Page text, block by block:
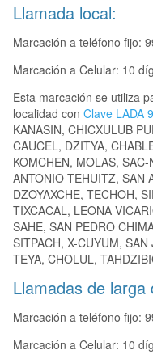
Llamada local:
Marcación a teléfono fijo:
Marcación a Celular: 10
Esta marcación se utiliza
localidad con Clave LADA
KANASIN, CHICXULUB
CAUCEL, DZITYA,
KOMCHEN, MOLAS,
ANTONIO TEHUITZ, SAN
DZOYAXCHE, TECHOH,
TIXCACAL, LEONA
SAHE, SAN PEDRO
SITPACH, X-CUYUM,
TEYA, CHOLUL,
Llamadas de larga
Marcación a teléfono fijo:
Marcación a Celular: 10